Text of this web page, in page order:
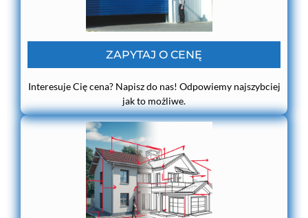
ZAPYTAJ O CENĘ
Interesuje Cię cena? Napisz do nas! Odpowiemy najszybciej
jak to możliwe.